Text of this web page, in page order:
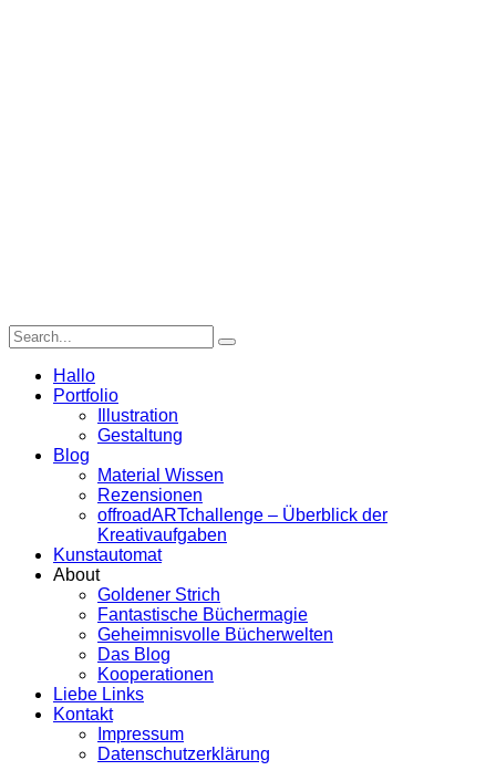
Hallo
Portfolio
Illustration
Gestaltung
Blog
Material Wissen
Rezensionen
offroadARTchallenge – Überblick der
Kreativaufgaben
Kunstautomat
About
Goldener Strich
Fantastische Büchermagie
Geheimnisvolle Bücherwelten
Das Blog
Kooperationen
Liebe Links
Kontakt
Impressum
Datenschutzerklärung